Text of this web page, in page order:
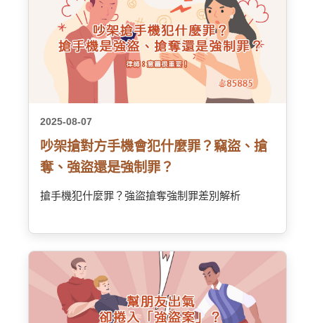
2025-08-07
吵架搶對方手機會犯什麼罪？竊盜、搶
奪、強盜還是強制罪？
搶手機犯什麼罪？強盜搶奪強制罪差別解析